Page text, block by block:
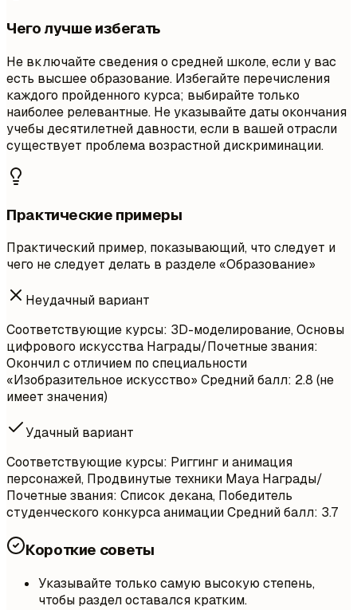
Чего лучше избегать
Не включайте сведения о средней школе, если у вас
есть высшее образование. Избегайте перечисления
каждого пройденного курса; выбирайте только
наиболее релевантные. Не указывайте даты окончания
учебы десятилетней давности, если в вашей отрасли
существует проблема возрастной дискриминации.
Практические примеры
Практический пример, показывающий, что следует и
чего не следует делать в разделе «Образование»
Неудачный вариант
Соответствующие курсы: 3D-моделирование, Основы
цифрового искусства Награды/Почетные звания:
Окончил с отличием по специальности
«Изобразительное искусство» Средний балл: 2.8 (не
имеет значения)
Удачный вариант
Соответствующие курсы: Риггинг и анимация
персонажей, Продвинутые техники Maya Награды/
Почетные звания: Список декана, Победитель
студенческого конкурса анимации Средний балл: 3.7
Короткие советы
Указывайте только самую высокую степень,
чтобы раздел оставался кратким.